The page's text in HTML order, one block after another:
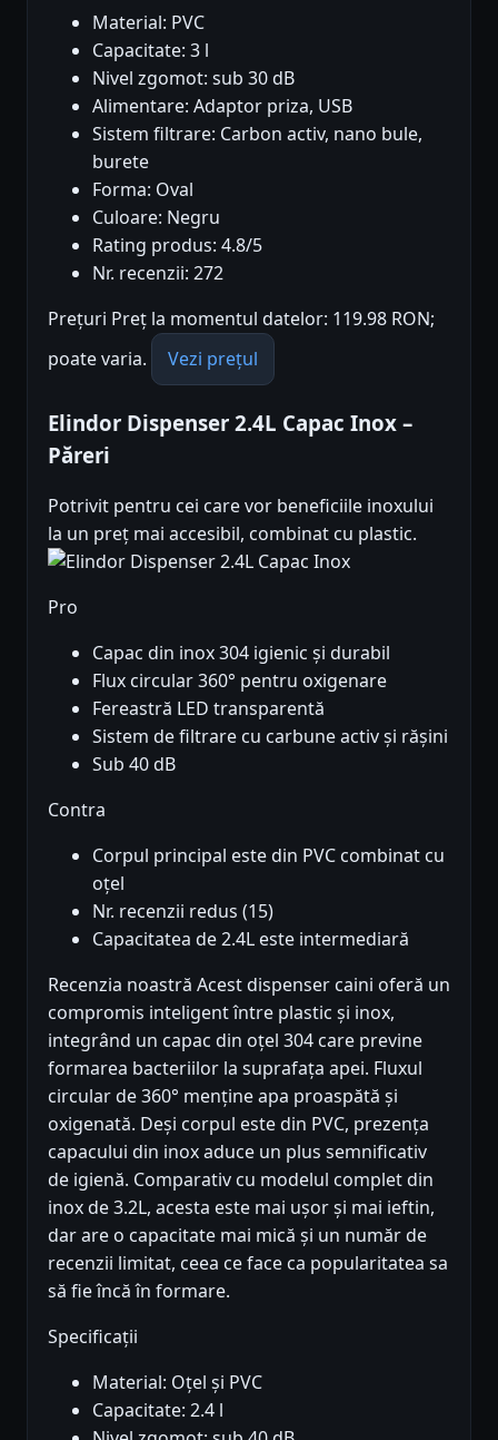
Material: PVC
Capacitate: 3 l
Nivel zgomot: sub 30 dB
Alimentare: Adaptor priza, USB
Sistem filtrare: Carbon activ, nano bule,
burete
Forma: Oval
Culoare: Negru
Rating produs: 4.8/5
Nr. recenzii: 272
Prețuri Preț la momentul datelor: 119.98 RON;
poate varia.
Vezi prețul
Elindor Dispenser 2.4L Capac Inox –
Păreri
Potrivit pentru cei care vor beneficiile inoxului
la un preț mai accesibil, combinat cu plastic.
Pro
Capac din inox 304 igienic și durabil
Flux circular 360° pentru oxigenare
Fereastră LED transparentă
Sistem de filtrare cu carbune activ și rășini
Sub 40 dB
Contra
Corpul principal este din PVC combinat cu
oțel
Nr. recenzii redus (15)
Capacitatea de 2.4L este intermediară
Recenzia noastră Acest dispenser caini oferă un
compromis inteligent între plastic și inox,
integrând un capac din oțel 304 care previne
formarea bacteriilor la suprafața apei. Fluxul
circular de 360° menține apa proaspătă și
oxigenată. Deși corpul este din PVC, prezența
capacului din inox aduce un plus semnificativ
de igienă. Comparativ cu modelul complet din
inox de 3.2L, acesta este mai ușor și mai ieftin,
dar are o capacitate mai mică și un număr de
recenzii limitat, ceea ce face ca popularitatea sa
să fie încă în formare.
Specificații
Material: Oțel și PVC
Capacitate: 2.4 l